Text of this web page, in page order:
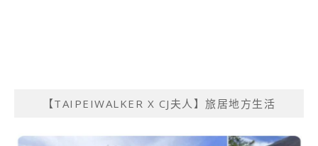
【TAIPEIWALKER X CJ夫人】旅居地方生活